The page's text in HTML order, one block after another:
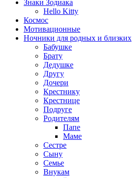
Знаки Зодиака
Hello Kitty
Космос
Мотивационные
Ночники для родных и близких
Бабушке
Брату
Дедушке
Другу
Дочери
Крестнику
Крестнице
Подруге
Родителям
Папе
Маме
Сестре
Сыну
Семье
Внукам